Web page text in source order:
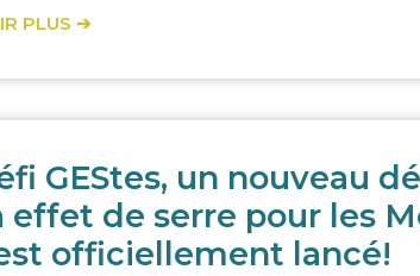
PLUS ➔
GEStes, un nouveau
effet de serre pour les
officiellement lancé!